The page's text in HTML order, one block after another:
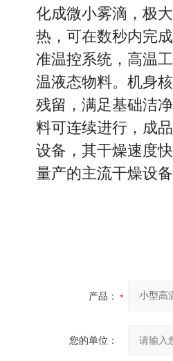
化成微小雾滴，极
热，可在数秒内完
准温控系统，高温
温液态物料。机身
残留，满足基础洁
料可连续进行，成
设备，其干燥速度
量产的主流干燥设
产品：
您的单位：